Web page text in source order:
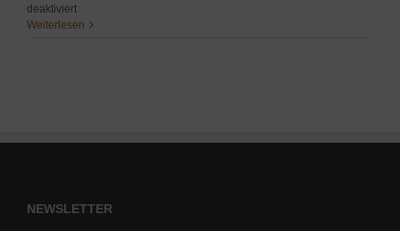
deaktiviertfür
Test
Weiterlesen
NEWSLETTER